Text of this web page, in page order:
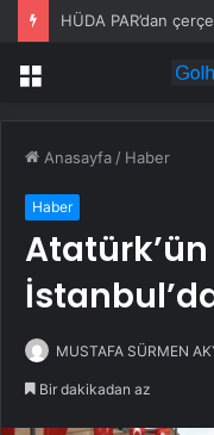
HÜDA PAR’dan
Menü
Anasayfa / Haber
Haber
MUSTAFA SÜRMEN
Bir dakikadan az